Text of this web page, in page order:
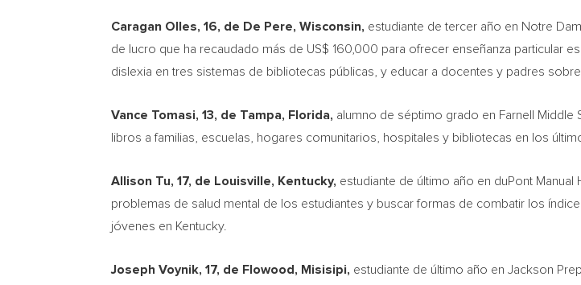
Caragan Olles, 16, de De Pere, Wisconsin, estudiante de tercer año en Notre
de lucro que ha recaudado más de US$ 160,000 para ofrecer enseñanza particular
dislexia en tres sistemas de bibliotecas públicas, y educar a docentes y padres
Vance Tomasi, 13, de Tampa, Florida, alumno de séptimo grado en Farnell Middle
libros a familias, escuelas, hogares comunitarios, hospitales y bibliotecas en los
Allison Tu, 17, de Louisville, Kentucky, estudiante de último año en duPont Manual
problemas de salud mental de los estudiantes y buscar formas de combatir los
jóvenes en Kentucky.
Joseph Voynik, 17, de Flowood, Misisipi, estudiante de último año en Jackson